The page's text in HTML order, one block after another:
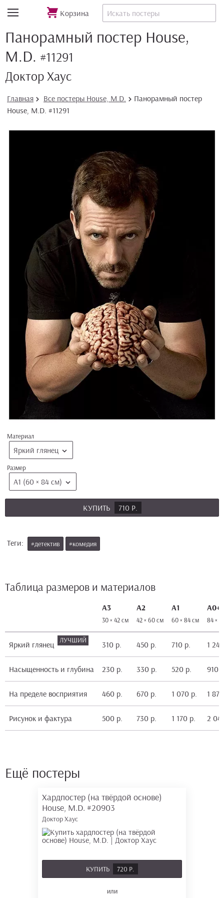
Корзина
Панорамный постер House,
M.D. #11291
Доктор Хаус
Главная Все постеры House, M.D.
Панорамный постер
House, M.D. #11291
Материал
Яркий глянец
Размер
А1 (60 × 84 см)
КУПИТЬ 710 Р.
Теги: #детектив #комедия
Таблица размеров и материалов
А3
30 × 42 см
А2
42 × 60 см
А1
60 × 84 см
А0+
84 ×
Яркий глянец 310 р. 450 р. 710 р. 1
Насыщенность и глубина 230 р. 330 р. 520 р. 910
На пределе восприятия 460 р. 670 р. 1 070 р. 1
Рисунок и фактура 500 р. 730 р. 1 170 р. 2
Ещё постеры
Хардпостер (на твёрдой основе)
House, M.D. #20903
Доктор Хаус
КУПИТЬ 720 Р.
или